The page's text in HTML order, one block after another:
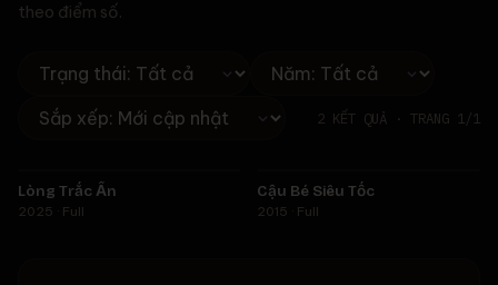
theo điểm số.
2 KẾT QUẢ · TRANG 1 /1
★4.9
Lòng Trắc Ẩn
2025 · Full
★ 6.5
Cậu Bé Siêu Tốc
2015 · Full